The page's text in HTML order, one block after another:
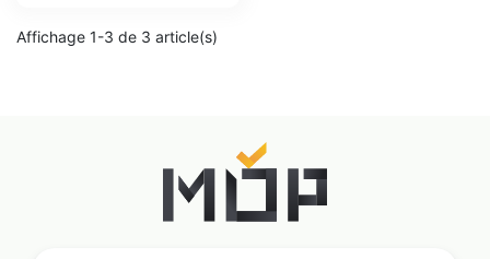
Affichage 1-3 de 3 article(s)